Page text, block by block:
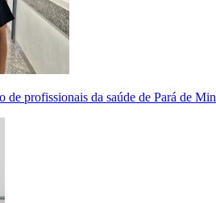
de profissionais da saúde de Pará de